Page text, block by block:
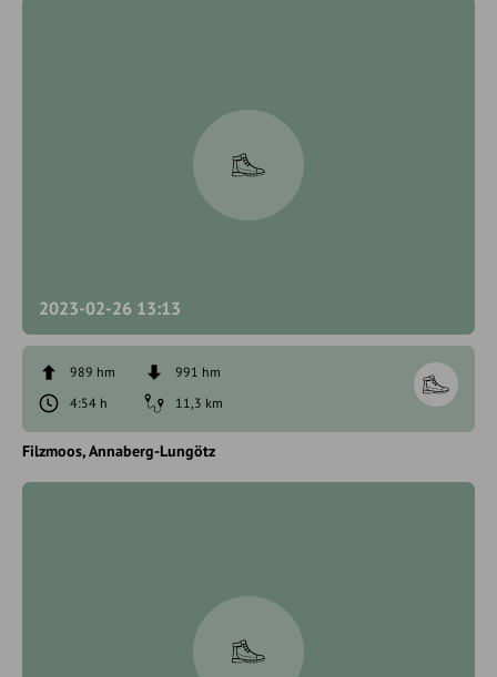
2023-02-26 13:13
989 hm
991 hm
4:54 h
11,3 km
Filzmoos Annaberg-Lungötz